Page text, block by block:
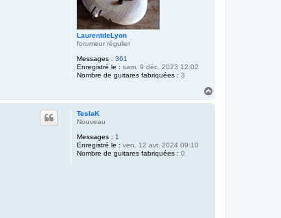
LaurentdeLyon
forumeur régulier
Messages : 361
Enregistré le : sam. 9 déc. 2023 12:02
Nombre de guitares fabriquées : 3
TeslaK
Nouveau
Messages : 1
Enregistré le : ven. 12 avr. 2024 09:10
Nombre de guitares fabriquées : 0